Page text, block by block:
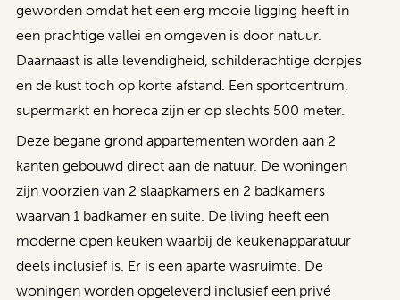
geworden omdat het een erg mooie ligging heeft in
een prachtige vallei en omgeven is door natuur.
Daarnaast is alle levendigheid, schilderachtige dorpjes
en de kust toch op korte afstand. Een sportcentrum,
supermarkt en horeca zijn er op slechts 500 meter.
Deze begane grond appartementen worden aan 2
kanten gebouwd direct aan de natuur. De woningen
zijn voorzien van 2 slaapkamers en 2 badkamers
waarvan 1 badkamer en suite. De living heeft een
moderne open keuken waarbij de keukenapparatuur
deels inclusief is. Er is een aparte wasruimte. De
woningen worden opgeleverd inclusief een privé